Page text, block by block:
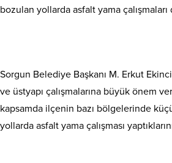
bozulan yollarda asfalt yama
Sorgun Belediye Başkanı M. Erkut
ve üstyapı çalışmalarına büyük önem
kapsamda ilçenin bazı bölgelerinde
yollarda asfalt yama çalışması